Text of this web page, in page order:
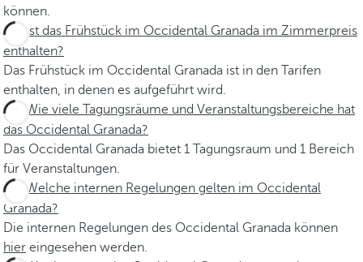
können.
Ist das Frühstück im Occidental Granada im Zimmerpreis
enthalten?
Das Frühstück im Occidental Granada ist in den Tarifen
enthalten, in denen es aufgeführt wird.
Wie viele Tagungsräume und Veranstaltungsbereiche hat
das Occidental Granada?
Das Occidental Granada bietet 1 Tagungsraum und 1 Bereich
für Veranstaltungen.
Welche internen Regelungen gelten im Occidental
Granada?
Die internen Regelungen des Occidental Granada können
hier eingesehen werden.